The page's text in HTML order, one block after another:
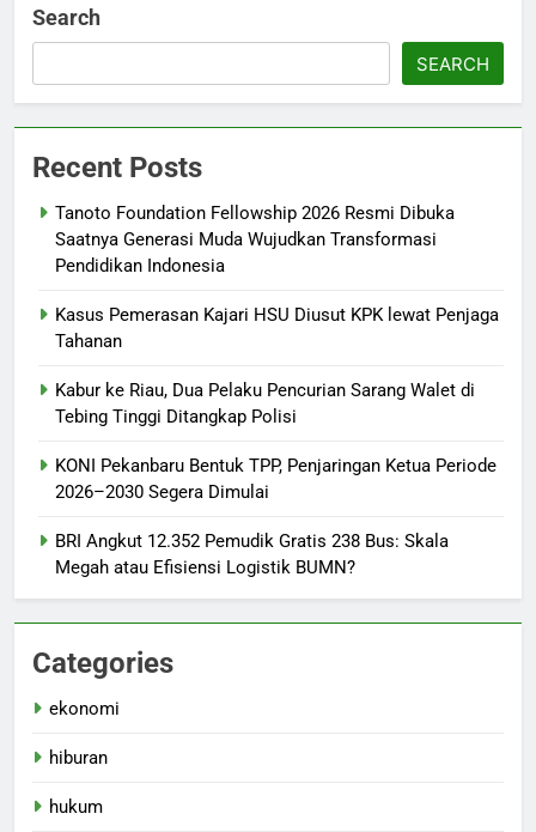
Search
SEARCH
Recent Posts
Tanoto Foundation Fellowship 2026 Resmi Dibuka
Saatnya Generasi Muda Wujudkan Transformasi
Pendidikan Indonesia
Kasus Pemerasan Kajari HSU Diusut KPK lewat Penjaga
Tahanan
Kabur ke Riau, Dua Pelaku Pencurian Sarang Walet di
Tebing Tinggi Ditangkap Polisi
KONI Pekanbaru Bentuk TPP, Penjaringan Ketua Periode
2026–2030 Segera Dimulai
BRI Angkut 12.352 Pemudik Gratis 238 Bus: Skala
Megah atau Efisiensi Logistik BUMN?
Categories
ekonomi
hiburan
hukum